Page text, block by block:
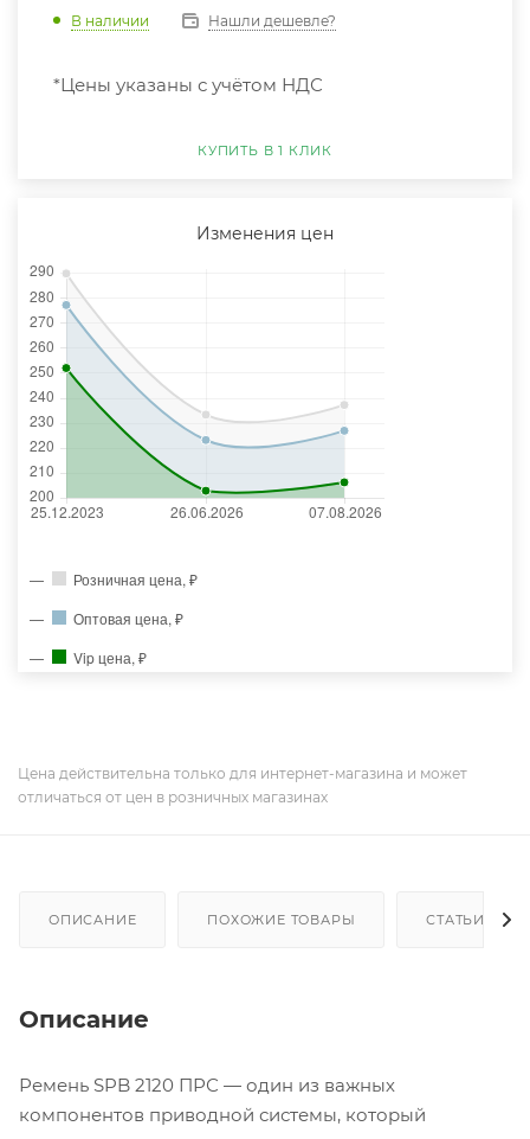
В наличии Нашли дешевле?
*Цены указаны с учётом НДС
КУПИТЬ В 1 КЛИК
Изменения цен
Розничная цена, ₽
Оптовая цена, ₽
Vip цена, ₽
Цена действительна только для интернет-магазина и может
отличаться от цен в розничных магазинах
ОПИСАНИЕ ПОХОЖИЕ ТОВАРЫ СТАТЬИ
Описание
Ремень SPB 2120 ПРС — один из важных
компонентов приводной системы, который